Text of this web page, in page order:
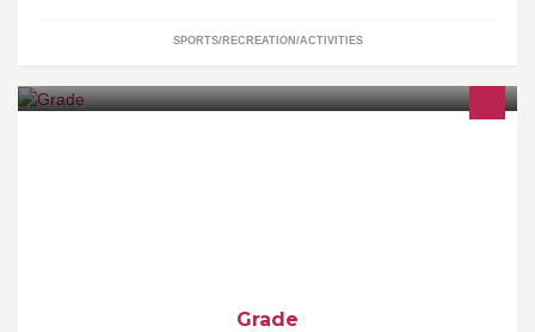
SPORTS/RECREATION/ACTIVITIES
Grade